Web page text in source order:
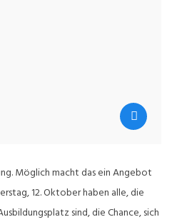
Möglich macht das ein Angebot
12. Oktober haben alle, die
sind, die Chance, sich